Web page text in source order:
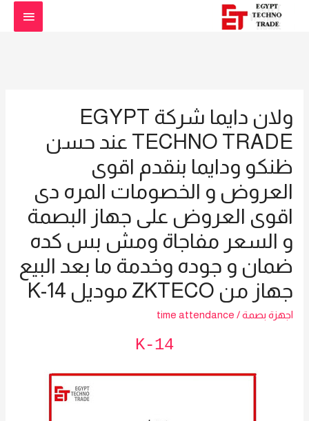
ولان دايما شركة EGYPT
TECHNO TRADE عند حسن
ظنكو ودايما بنقدم اقوى
العروض و الخصومات المره دى
اقوى العروض على جهاز البصمة
و السعر مفاجاة ومش بس كده
ضمان و جوده وخدمة ما بعد البيع
جهاز من ZKTECO موديل K-14
اجهزة بصمة/
time attendance